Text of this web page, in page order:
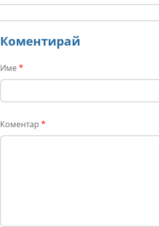
БАБХ – няма
Коментирай
Име *
Коментар *